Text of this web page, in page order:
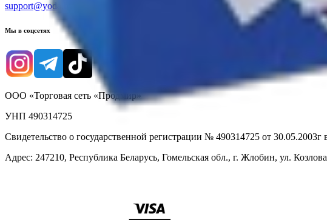
support@yoda.by
Мы в соцсетях
ООО «Торговая сеть «Продмир»
УНП 490314725
Свидетельство о государственной регистрации № 490314725 от
Адрес: 247210, Республика Беларусь, Гомельская обл., г. Жлобин, ул.